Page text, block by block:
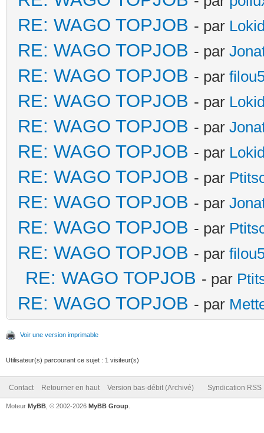
RE: WAGO TOPJOB - par
RE: WAGO TOPJOB - par
RE: WAGO TOPJOB - par
RE: WAGO TOPJOB - par
RE: WAGO TOPJOB - par
RE: WAGO TOPJOB - par
RE: WAGO TOPJOB - par
RE: WAGO TOPJOB - par
RE: WAGO TOPJOB - par
RE: WAGO TOPJOB - par
RE: WAGO TOPJOB - par
RE: WAGO TOPJOB - par
Voir une version imprimable
Utilisateur(s) parcourant ce sujet : 1 visiteur(s)
Contact Retourner en haut Version bas-débit (Archivé) Syndication RSS
Moteur MyBB , © 2002-2026 MyBB Group